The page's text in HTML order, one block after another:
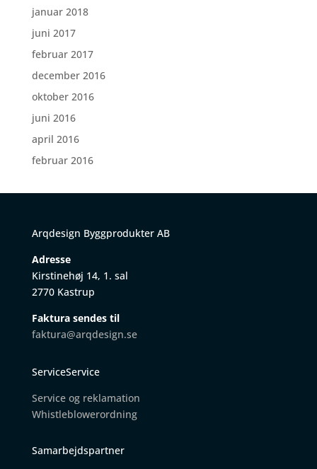
januar 2018
juni 2017
februar 2017
december 2016
oktober 2016
juni 2016
april 2016
februar 2016
Arqdesign Byggprodukter AB
Adresse
Kirstinehøj 14, 1. sal
2770 Kastrup
Faktura sendes til
faktura@arqdesign.se
ServiceService
Service og reklamation
Whistleblowerordning
Samarbejdspartner